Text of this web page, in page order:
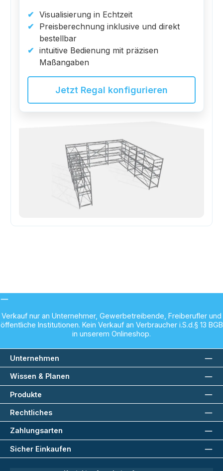
Visualisierung in Echtzeit
Preisberechnung inklusive und direkt
bestellbar
intuitive Bedienung mit präzisen
Maßangaben
Jetzt Regal konfigurieren
Verkauf nur an Unternehmer, Gewerbetreibende, Freiberufler und
öffentliche Institutionen. Kein Verkauf an Verbraucher i.S.d.§ 13 BGB
in unserem Onlineshop.
Unternehmen
Wissen & Planen
Produkte
Rechtliches
Zahlungsarten
Sicher Einkaufen